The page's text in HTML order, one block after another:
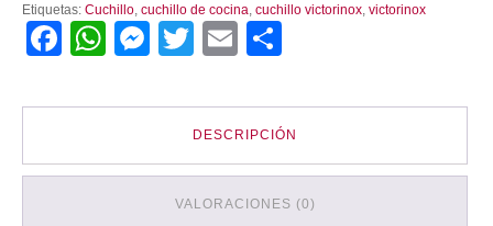
Americano
12
De
Etiquetas: Cuchillo cuchillo de cocina cuchillo victorinox victorinox
Facebook
WhatsApp
Messenger
TwitterEmail
DESCRIPCIÓN
VALORACIONES (0)